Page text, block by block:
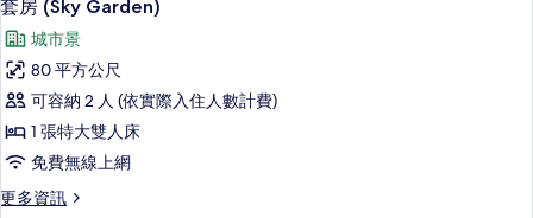
情
示
套
房
(Sky
Garden)
的
所
套房 (Sky Garden)
城市景
80 平方公尺
可容納 2 人 (依實際入住人數計費)
1 張特大雙人床
免費無線上網
更多資訊
更